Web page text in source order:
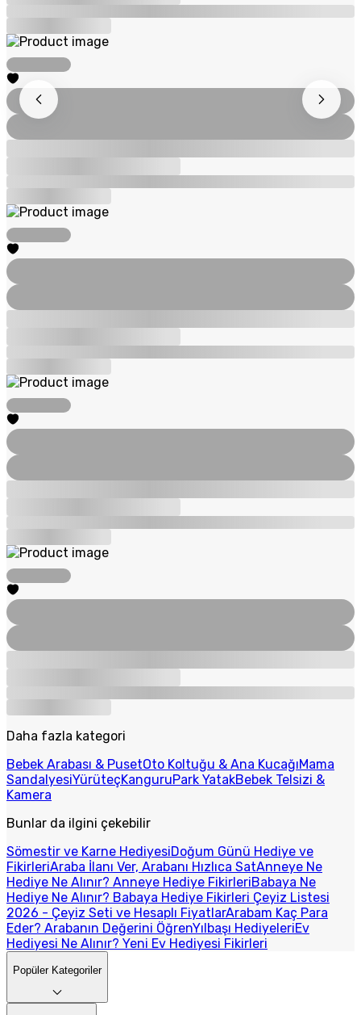
Daha fazla kategori
Bebek Arabası & PusetOto Koltuğu & Ana KucağıMama
SandalyesiYürüteçKanguruPark YatakBebek Telsizi &
Kamera
Bunlar da ilgini çekebilir
Sömestir ve Karne HediyesiDoğum Günü Hediye ve
FikirleriAraba İlanı Ver, Arabanı Hızlıca SatAnneye Ne
Hediye Ne Alınır? Anneye Hediye FikirleriBabaya Ne
Hediye Ne Alınır? Babaya Hediye Fikirleri Çeyiz Listesi
2026 - Çeyiz Seti ve Hesaplı FiyatlarArabam Kaç Para
Eder? Arabanın Değerini ÖğrenYılbaşı HediyeleriEv
Hediyesi Ne Alınır? Yeni Ev Hediyesi Fikirleri
Popüler Kategoriler